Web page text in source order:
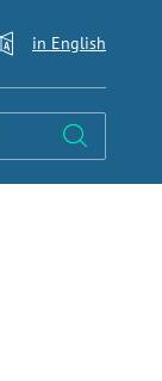
in English